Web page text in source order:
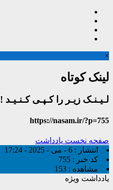
×
لینک کوتاه
لـیـنـک زیـر را کـپـی کـنـیـد !
https://nasam.ir/?p=755
صفحه نخست یادداشت
انتشار : 6 - می - 2025 - 17:24
کد خبر : 755
مشاهده : 153
یادداشت ویژه